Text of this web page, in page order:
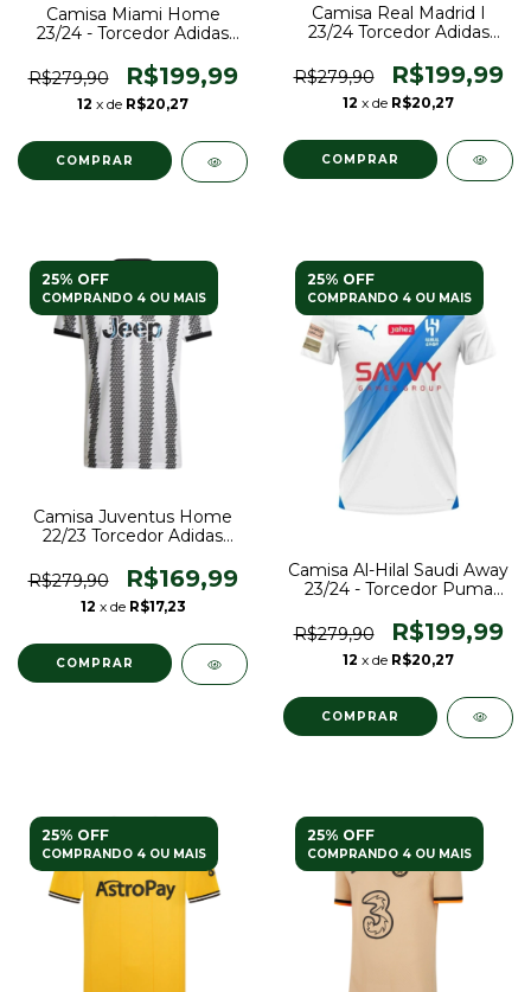
Camisa Miami Home
23/24 - Torcedor Adidas
R$279,90
R$199,99
12 x de R$20,27
COMPRAR
Camisa Real Madrid I
23/24 Torcedor Adidas
R$279,90
R$199,99
12 x de R$20,27
COMPRAR
25% OFF
COMPRANDO 4 OU MAIS
Camisa Juventus Home
22/23 Torcedor Adidas
Preto
R$279,90 R$169,99
12 x de R$17,23
COMPRAR
25% OFF
COMPRANDO 4 OU MAIS
Camisa Al-Hilal Saudi Away
23/24 - Torcedor Puma
R$279,90
R$199,99
12 x de R$20,27
COMPRAR
25% OFF
COMPRANDO 4 OU MAIS
25% OFF
COMPRANDO 4 OU MAIS